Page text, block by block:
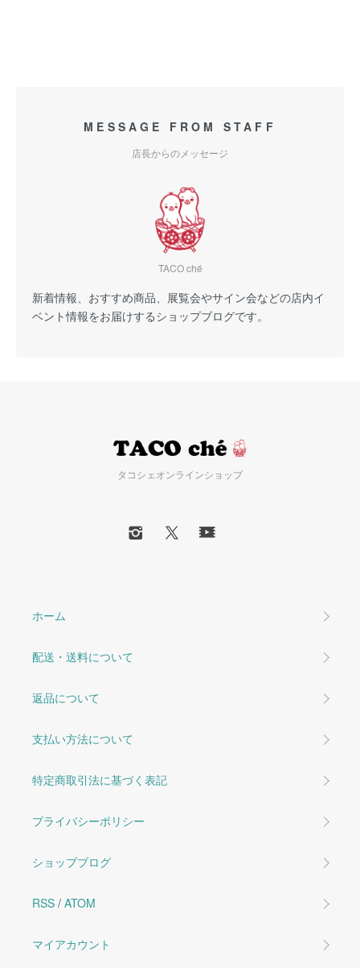
MESSAGE FROM STAFF
店長からのメッセージ
TACO ché
新着情報、おすすめ商品、展覧会やサイン会などの店内イ
ベント情報をお届けするショップブログです。
タコシェオンラインショップ
ホーム
配送・送料について
返品について
支払い方法について
特定商取引法に基づく表記
プライバシーポリシー
ショップブログ
RSS / ATOM
マイアカウント